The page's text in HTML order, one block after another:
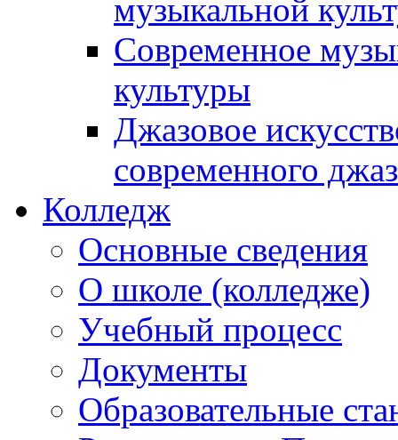
музыкальной
Современное
культуры
Джазовое
современного
Колледж
Основные сведения
О школе (колледже)
Учебный процесс
Документы
Образовательные